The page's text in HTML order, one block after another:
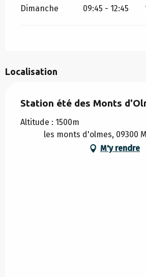
Dimanche 09:45 - 12:45
Localisation
Station été des Monts
Altitude : 1500m
les monts d'olmes, 09300
M'y rendre